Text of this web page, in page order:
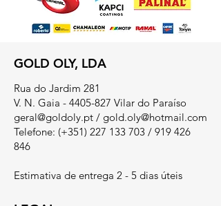
GOLD OLY, LDA
Rua do Jardim 281
V. N. Gaia - 4405-827 Vilar do Paraíso
geral@goldoly.pt / gold.oly@hotmail.com
Telefone: (+351) 227 133 703 / 919 426
846
Estimativa de entrega 2 - 5 dias úteis